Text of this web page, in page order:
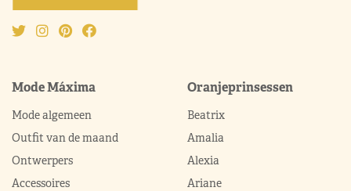
Mode Máxima
Mode algemeen
Outfit van de maand
Ontwerpers
Accessoires
Oranjeprinsessen
Beatrix
Amalia
Alexia
Ariane